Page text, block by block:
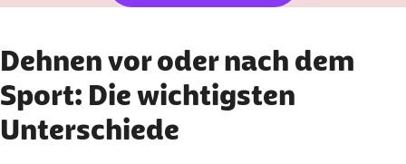
Dehnen vor oder nach dem
Sport: Die wichtigsten
Unterschiede